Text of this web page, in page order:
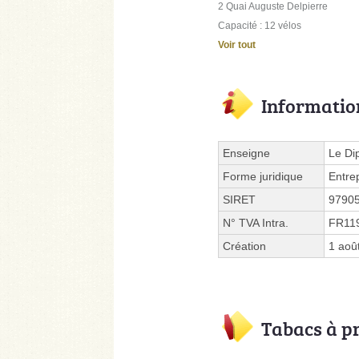
2 Quai Auguste Delpierre
Capacité : 12 vélos
Voir tout
Enseigne
Le
Forme juridique
SIRET
N° TVA Intra.
Création
1
Tabacs à